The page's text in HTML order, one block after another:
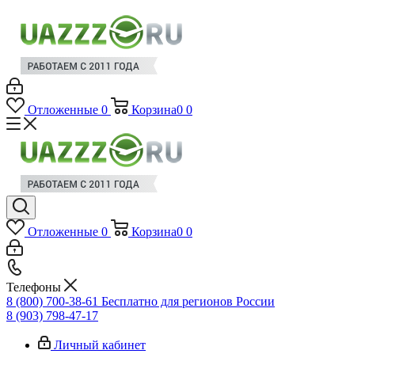
Отложенные 0 Корзина0 0
Отложенные 0 Корзина0 0
Телефоны
8 (800) 700-38-61 Бесплатно для регионов России
8 (903) 798-47-17
Личный кабинет